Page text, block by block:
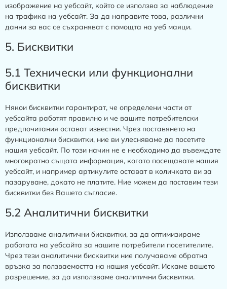
изображение на уебсайт, който се използва за наблюдение
на трафика на уебсайт. За да направите това, различни
данни за вас се съхраняват с помощта на уеб маяци.
5. Бисквитки
5.1 Технически или функционални
бисквитки
Някои бисквитки гарантират, че определени части от
уебсайта работят правилно и че вашите потребителски
предпочитания остават известни. Чрез поставянето на
функционални бисквитки, ние ви улесняваме да посетите
нашия уебсайт. По този начин не е необходимо да въвеждате
многократно същата информация, когато посещавате нашия
уебсайт, и например артикулите остават в количката ви за
пазаруване, докато не платите. Ние можем да поставим тези
бисквитки без Вашето съгласие.
5.2 Аналитични бисквитки
Използваме аналитични бисквитки, за да оптимизираме
работата на уебсайта за нашите потребители посетителите.
Чрез тези аналитични бисквитки ние получаваме обратна
връзка за ползваемостта на нашия уебсайт. Искаме вашето
разрешение, за да използваме аналитични бисквитки.